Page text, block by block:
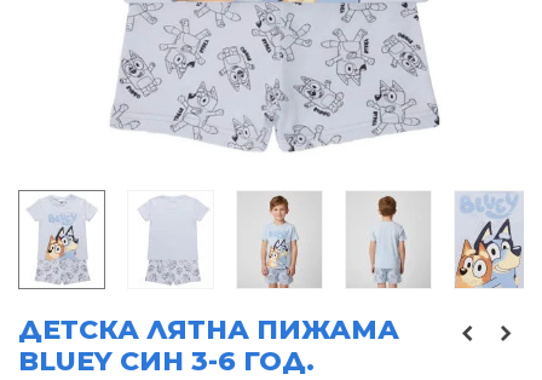
ДЕТСКА ЛЯТНА ПИЖАМА
BLUEY СИН 3-6 ГОД.